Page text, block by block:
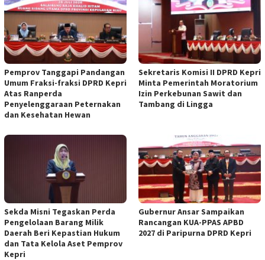
Pemprov Tanggapi Pandangan
Umum Fraksi-fraksi DPRD Kepri
Atas Ranperda
Penyelenggaraan Peternakan
dan Kesehatan Hewan
Sekretaris Komisi II DPRD Kepri
Minta Pemerintah Moratorium
Izin Perkebunan Sawit dan
Tambang di Lingga
Sekda Misni Tegaskan Perda
Pengelolaan Barang Milik
Daerah Beri Kepastian Hukum
dan Tata Kelola Aset Pemprov
Kepri
Gubernur Ansar Sampaikan
Rancangan KUA-PPAS APBD
2027 di Paripurna DPRD Kepri